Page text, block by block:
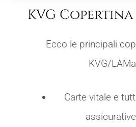
KVG
Ecco le principali
KVG/
Carte vitale e